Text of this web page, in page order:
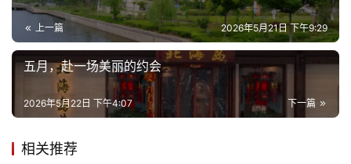
上一篇 2026年5月21日 下午9:29
五月，赴一场美丽的约会
下一篇
2026年5月22日 下午4:07
相关推荐